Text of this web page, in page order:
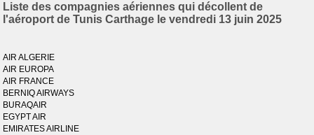
Liste des compagnies aériennes qui décollent de
l'aéroport de Tunis Carthage le vendredi 13 juin 2025
AIR ALGERIE
AIR EUROPA
AIR FRANCE
BERNIQ AIRWAYS
BURAQAIR
EGYPT AIR
EMIRATES AIRLINE